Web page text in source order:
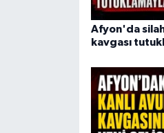
Afyon'da
kavgası